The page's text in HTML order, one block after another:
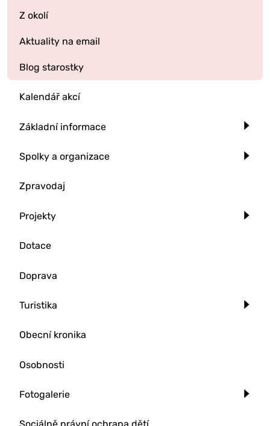
Z okolí
Aktuality na email
Blog starostky
Kalendář akcí
Základní informace
Spolky a organizace
Zpravodaj
Projekty
Dotace
Doprava
Turistika
Obecní kronika
Osobnosti
Fotogalerie